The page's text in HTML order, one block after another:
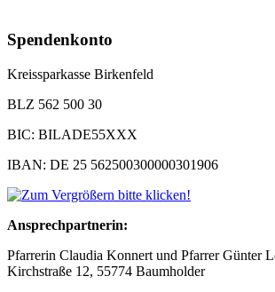
Spendenkonto
Kreissparkasse Birkenfeld
BLZ 562 500 30
BIC: BILADE55XXX
IBAN: DE 25 562500300000301906
Ansprechpartnerin:
Pfarrerin Claudia Konnert und Pfarrer Günter
Kirchstraße 12, 55774 Baumholder